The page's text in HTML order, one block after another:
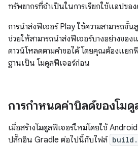
ทรัพยากรที่จำเป็นในการเรียกใช้แอปขอ
การนำส่งฟีเจอร์ Play ใช้ความสามารถขั้
ช่วยให้สามารถนำส่งฟีเจอร์บางอย่างขอ
ดาวน์โหลดตามคำขอได้ โดยคุณต้องแยก
ฐานเป็น โมดูลฟีเจอร์ก่อน
การกำหนดค่าบิลด์ของโมดู
เมื่อสร้างโมดูลฟีเจอร์ใหม่โดยใช้
ปลั๊กอิน Gradle ต่อไปนี้กับไฟล์